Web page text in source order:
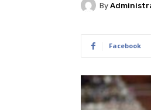
By
Facebook